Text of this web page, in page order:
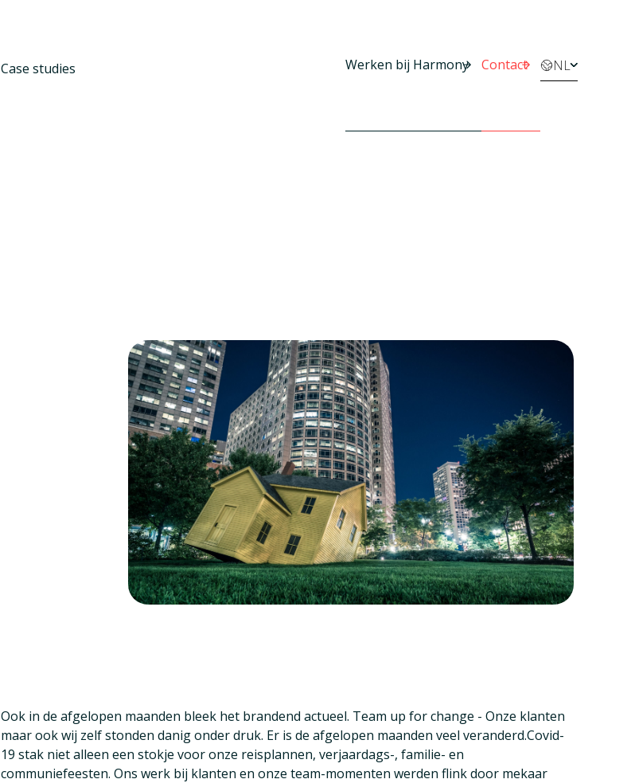
Case studies Werken bij Harmony Contact NL
Ook in de afgelopen maanden bleek het brandend actueel. Team up for change - Onze klanten
maar ook wij zelf stonden danig onder druk. Er is de afgelopen maanden veel veranderd.Covid-
19 stak niet alleen een stokje voor onze reisplannen, verjaardags-, familie- en
communiefeesten. Ons werk bij klanten en onze team-momenten werden flink door mekaar